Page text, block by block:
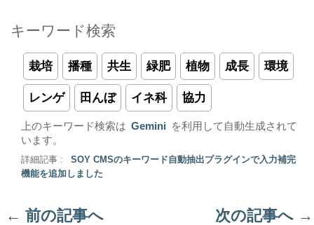
キーワード検索
栽培 播種 共生 緑肥 植物 成長 環境
レンゲ 田んぼ イネ科 協力
上のキーワード検索は Gemini
を利用して自動生成されて
います。
詳細記事 :
SOY CMSのキーワード自動抽出プラグインで入力補完
機能を追加しました
← 前の記事へ 次の記事へ →